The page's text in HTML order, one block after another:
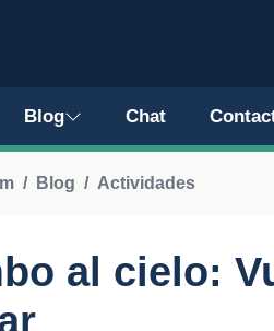
Blog Chat
Blog Actividades
al cielo: